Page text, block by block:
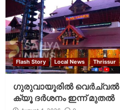
Flash Story Local News Thrissur
ഗുരുവായൂരില്‍ വെര്‍ച്വല്‍
ക്യൂ ദര്‍ശനം ഇന്ന് മുതല്‍